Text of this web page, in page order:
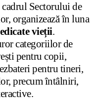
Sectorului de
organizează în luna
vieții.
categoriilor de
pentru copii,
pentru tineri,
precum întâlniri,